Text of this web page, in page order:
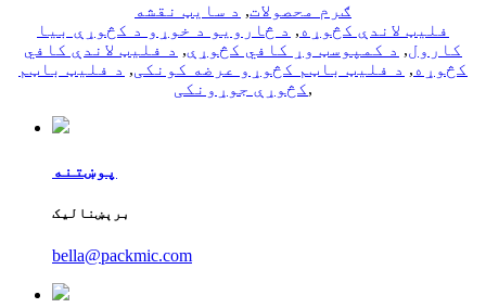
ګرم محصولات, د سایټ نقشه
فلیټ لاندې کڅوړه , د څارویو د خوړو د کڅوړې بیا
کارول, د کمپوسټ وړ کافي کڅوړې, د فلیټ لاندې کافي
کڅوړه , د فلیټ باټم کڅوړو عرضه کونکی, د فلیټ باټم
کڅوړې جوړونکی,
پوښتنه
برېښنالیک
bella@packmic.com